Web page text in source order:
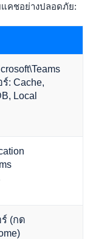
คชอย่างปลอดภัย:
: Cache,
Local
(กด